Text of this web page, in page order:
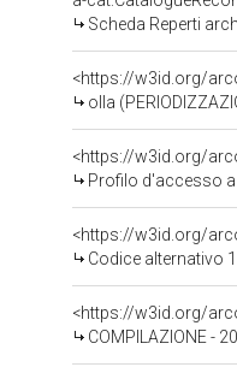
Scheda Reperti
<https://w3id.org/
olla
<https://w3id.org/
Profilo d'accesso
<https://w3id.org/
Codice alternativo
<https://w3id.org/
COMPILAZIONE -